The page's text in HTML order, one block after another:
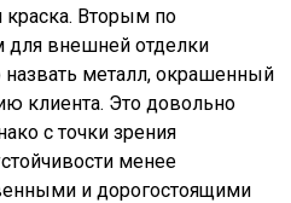
краска. Вторым по
для внешней отделки
металл, окрашенный
клиента. Это довольно
с точки зрения
менее
и дорогостоящими